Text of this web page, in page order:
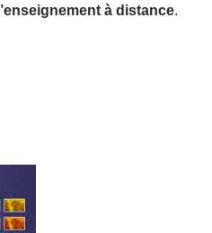
l’enseignement à distance.